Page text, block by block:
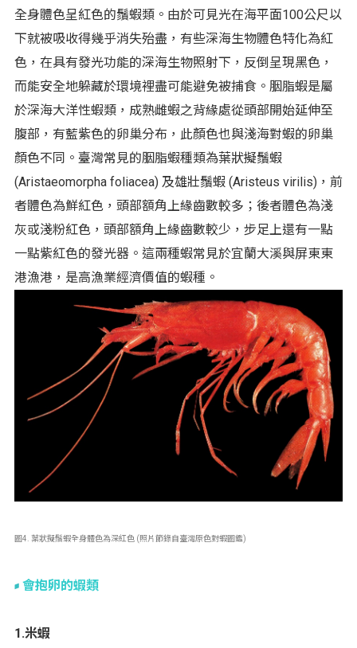
全身體色呈紅色的鬚蝦類。由於可見光在海平面100公尺以
下就被吸收得幾乎消失殆盡，有些深海生物體色特化為紅
色，在具有發光功能的深海生物照射下，反倒呈現黑色，
而能安全地躲藏於環境裡盡可能避免被捕食。胭脂蝦是屬
於深海大洋性蝦類，成熟雌蝦之背緣處從頭部開始延伸至
腹部，有藍紫色的卵巢分布，此顏色也與淺海對蝦的卵巢
顏色不同。臺灣常見的胭脂蝦種類為葉狀擬鬚蝦
(Aristaeomorpha foliacea) 及雄壯鬚蝦 (Aristeus virilis)，前
者體色為鮮紅色，頭部額角上緣齒數較多；後者體色為淺
灰或淺粉紅色，頭部額角上緣齒數較少，步足上還有一點
一點紫紅色的發光器。這兩種蝦常見於宜蘭大溪與屏東東
港漁港，是高漁業經濟價值的蝦種。
圖4. 葉狀擬鬚蝦全身體色為深紅色 (照片節錄自臺灣原色對蝦圖鑑)
會抱卵的蝦類
1.米蝦